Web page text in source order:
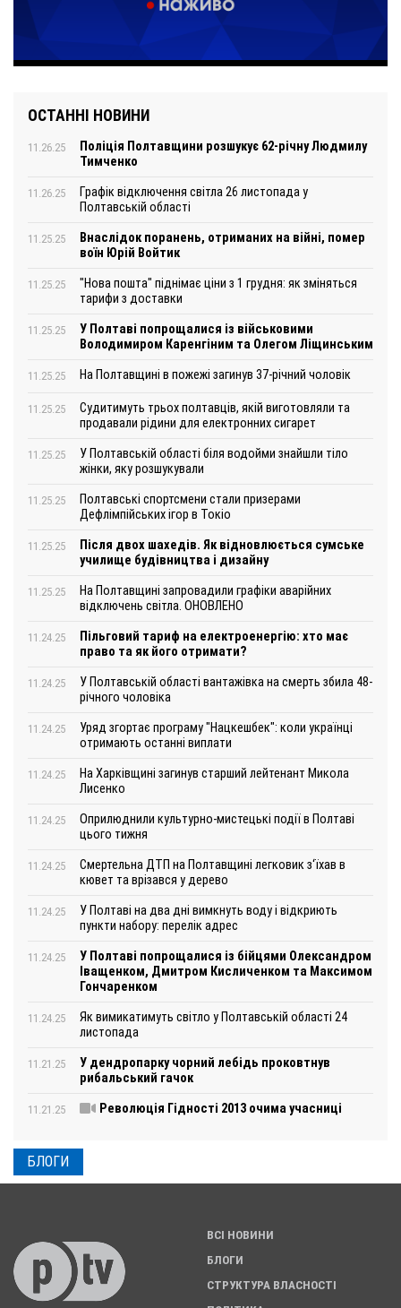
ОСТАННІ НОВИНИ
11.26.25
Поліція Полтавщини розшукує 62-річну Людмилу
Тимченко
11.26.25
Графік відключення світла 26 листопада у
Полтавській області
11.25.25
Внаслідок поранень, отриманих на війні, помер
воїн Юрій Войтик
11.25.25
"Нова пошта" піднімає ціни з 1 грудня: як зміняться
тарифи з доставки
11.25.25
У Полтаві попрощалися із військовими
Володимиром Каренгіним та Олегом Ліщинським
11.25.25 На Полтавщині в пожежі загинув 37-річний чоловік
11.25.25
Судитимуть трьох полтавців, якій виготовляли та
продавали рідини для електронних сигарет
11.25.25
У Полтавській області біля водойми знайшли тіло
жінки, яку розшукували
11.25.25
Полтавські спортсмени стали призерами
Дефлімпійських ігор в Токіо
11.25.25
Після двох шахедів. Як відновлюється сумське
училище будівництва і дизайну
11.25.25
На Полтавщині запровадили графіки аварійних
відключень світла. ОНОВЛЕНО
11.24.25
Пільговий тариф на електроенергію: хто має
право та як його отримати?
11.24.25
У Полтавській області вантажівка на смерть збила 48-
річного чоловіка
11.24.25
Уряд згортає програму "Нацкешбек": коли українці
отримають останні виплати
11.24.25
На Харківщині загинув старший лейтенант Микола
Лисенко
11.24.25
Оприлюднили культурно-мистецькі події в Полтаві
цього тижня
11.24.25
Смертельна ДТП на Полтавщині легковик з‘їхав в
кювет та врізався у дерево
11.24.25
У Полтаві на два дні вимкнуть воду і відкриють
пункти набору: перелік адрес
11.24.25
У Полтаві попрощалися із бійцями Олександром
Іващенком, Дмитром Кисличенком та Максимом
Гончаренком
11.24.25
Як вимикатимуть світло у Полтавській області 24
листопада
11.21.25
У дендропарку чорний лебідь проковтнув
рибальський гачок
11.21.25 Революція Гідності 2013 очима учасниці
БЛОГИ
ВСІ НОВИНИ
БЛОГИ
СТРУКТУРА ВЛАСНОСТІ